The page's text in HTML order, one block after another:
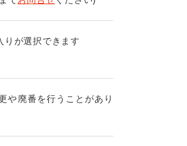
りが選択できます
や廃番を行うことがあり